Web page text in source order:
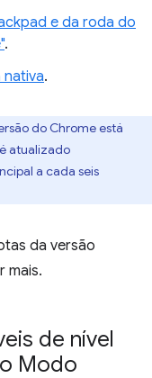
e da roda do
.
nativa.
do Chrome está
atualizado
a cada seis
da versão
mais.
de nível
Modo